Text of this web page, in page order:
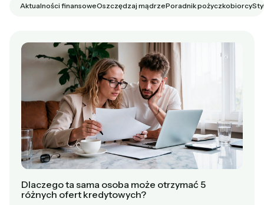
Aktualności finansoweOszczędzaj mądrzePoradnik pożyczkobiorcy
Dlaczego ta sama osoba może otrzymać 5
różnych ofert kredytowych?